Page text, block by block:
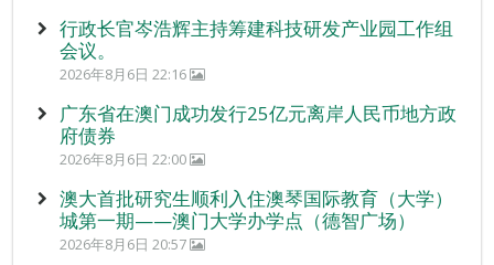
行政长官岑浩辉主持筹建科技研发产业园工作组
会议。
2026年8月6日 22:16
广东省在澳门成功发行25亿元离岸人民币地方政
府债券
2026年8月6日 22:00
澳大首批研究生顺利入住澳琴国际教育（大学）
城第一期——澳门大学办学点（德智广场）
2026年8月6日 20:57